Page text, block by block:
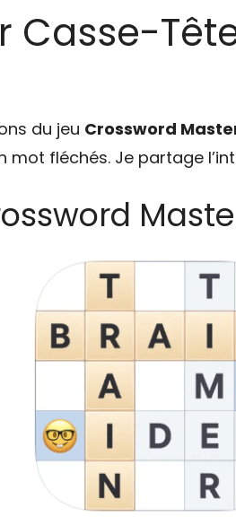
du jeu Crossword
mot fléchés. Je partage